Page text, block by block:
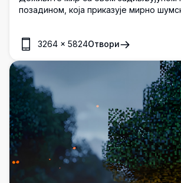
позадином, која приказује мирно
пружајући упечатљив виртуелни бег.
оживљава миран амбијент блокиране
чини савршеном за ентузијасте
да обогате свој мобилни интерфејс
додиром.
3264 × 5824Отвори